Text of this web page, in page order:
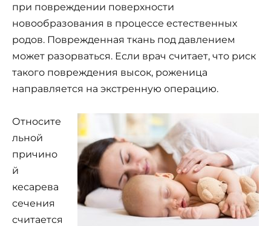
при повреждении поверхности
новообразования в процессе естественных
родов. Поврежденная ткань под давлением
может разорваться. Если врач считает, что риск
такого повреждения высок, роженица
направляется на экстренную операцию.
Относите
льной
причино
й
кесарева
сечения
считается